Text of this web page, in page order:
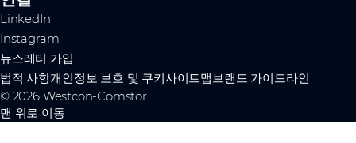
LinkedIn
Instagram
뉴스레터 가입
법적 사항개인정보 보호 및 쿠키사이트맵브랜드 가이드라인
© 2026 Westcon-Comstor
맨 위로 이동